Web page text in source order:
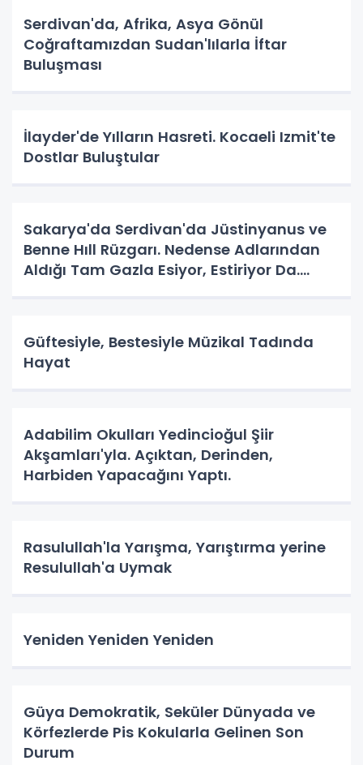
Serdivan'da, Afrika, Asya Gönül
Coğraftamızdan Sudan'lılarla İftar
Buluşması
İlayder'de Yılların Hasreti. Kocaeli Izmit'te
Dostlar Buluştular
Sakarya'da Serdivan'da Jüstinyanus ve
Benne Hıll Rüzgarı. Nedense Adlarından
Aldığı Tam Gazla Esiyor, Estiriyor Da.
Güftesiyle, Bestesiyle Müzikal Tadında
Hayat
Adabilim Okulları Yedincioğul Şiir
Akşamları'yla. Açıktan, Derinden,
Harbiden Yapacağını Yaptı.
Rasulullah'la Yarışma, Yarıştırma yerine
Resulullah'a Uymak
Yeniden Yeniden Yeniden
Güya Demokratik, Seküler Dünyada ve
Körfezlerde Pis Kokularla Gelinen Son
Durum